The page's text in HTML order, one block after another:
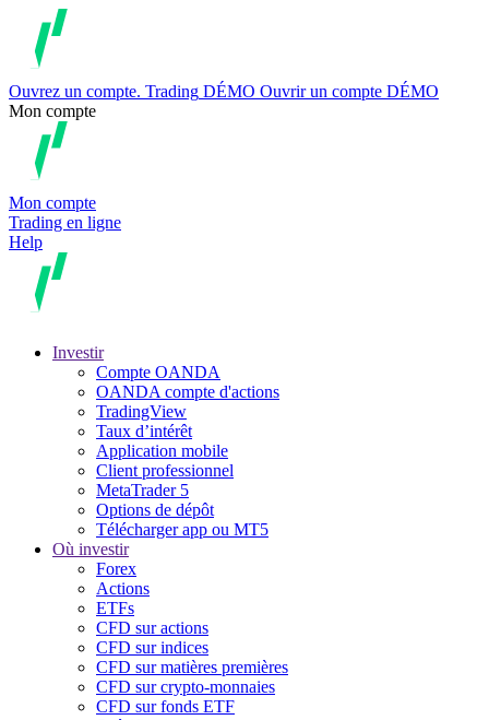
Ouvrez un compte. Trading DÉMO Ouvrir un compte DÉMO
Mon compte
Mon compte
Trading en ligne
Help
Investir
Compte OANDA
OANDA compte d'actions
TradingView
Taux d’intérêt
Application mobile
Client professionnel
MetaTrader 5
Options de dépôt
Télécharger app ou MT5
Où investir
Forex
Actions
ETFs
CFD sur actions
CFD sur indices
CFD sur matières premières
CFD sur crypto-monnaies
CFD sur fonds ETF